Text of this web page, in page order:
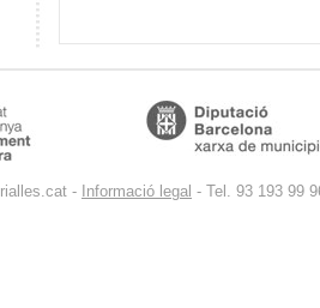
rialles.cat - Informació legal - Tel. 93 193 99